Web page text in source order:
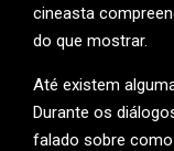
cineasta
do que mostrar.
Até existem
Durante os
falado sobre